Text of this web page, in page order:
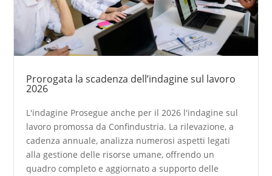
Prorogata la scadenza dell’indagine sul lavoro
2026
L'indagine Prosegue anche per il 2026 l'indagine sul
lavoro promossa da Confindustria. La rilevazione, a
cadenza annuale, analizza numerosi aspetti legati
alla gestione delle risorse umane, offrendo un
quadro completo e aggiornato a supporto delle